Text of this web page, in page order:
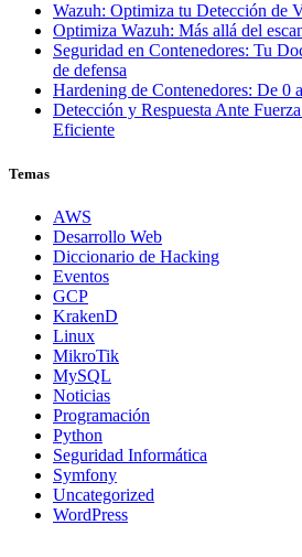
Wazuh: Optimiza tu Detección de
Optimiza Wazuh: Más allá del
Seguridad en Contenedores: Tu
de defensa
Hardening de Contenedores: De 0
Detección y Respuesta Ante
Eficiente
Temas
AWS
Desarrollo Web
Diccionario de Hacking
Eventos
GCP
KrakenD
Linux
MikroTik
MySQL
Noticias
Programación
Python
Seguridad Informática
Symfony
Uncategorized
WordPress